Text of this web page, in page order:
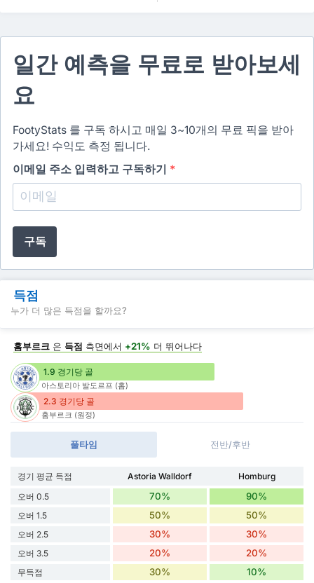
일간 예측을 무료로 받아보세
요
FootyStats 를 구독 하시고 매일 3~10개의 무료 픽을 받아
가세요! 수익도 측정 됩니다.
이메일 주소 입력하고 구독하기 *
구독
득점
누가 더 많은 득점을 할까요?
홈부르크 은 득점 측면에서 +21% 더 뛰어나다
1.9 경기당 골
아스토리아 발도르프 (홈)
2.3 경기당 골
홈부르크 (원정)
풀타임 전반/후반
경기 평균 득점 Astoria Walldorf
Homburg
오버 0.5
70% 90%
오버 1.5 50% 50%
오버 2.5 30% 30%
오버 3.5 20% 20%
무득점 30% 10%